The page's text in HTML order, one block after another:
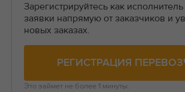
Зарегистрируйтесь как
заявки напрямую от заказчиков и
новых заказах.
РЕГИСТРАЦИЯ
Это займет не более 1 минуты.